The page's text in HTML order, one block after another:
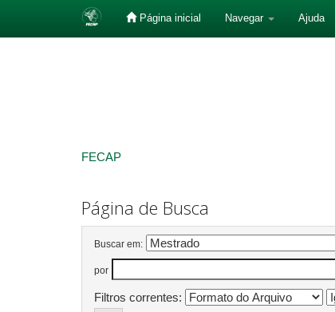
Página inicial Navegar Ajuda
FECAP
Página de Busca
Buscar em:
por
Filtros correntes: